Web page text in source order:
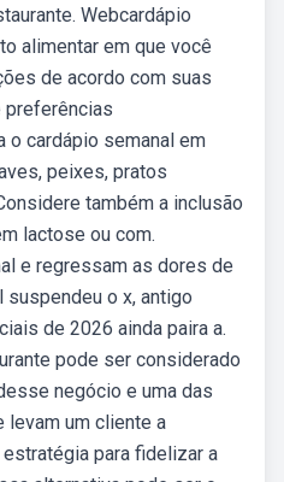
Webcardápio
alimentar em que você
de acordo com suas
o cardápio semanal em
peixes, pratos
também a inclusão
lactose ou com.
e regressam as dores de
suspendeu o x, antigo
de 2026 ainda paira a.
pode ser considerado
negócio e uma das
levam um cliente a
para fidelizar a